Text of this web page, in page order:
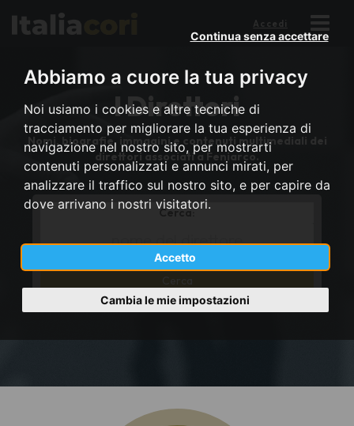
Abbiamo a cuore la tua privacy
Noi usiamo i cookies e altre tecniche di
tracciamento per migliorare la tua esperienza di
navigazione nel nostro sito, per mostrarti
contenuti personalizzati e annunci mirati, per
analizzare il traffico sul nostro sito, e per capire da
dove arrivano i nostri visitatori.
Accetto
Continua senza accettare
Cambia le mie impostazioni
Accedi
I Direttori
Nomi, biografie, immagini e contenuti multimediali dei
direttori associati a Feniarco.
Cerca:
Full
name
cont